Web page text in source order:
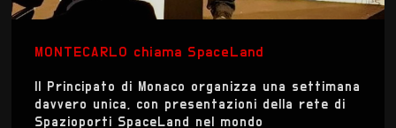
MONTECARLO chiama SpaceLand
Il Principato di Monaco organizza una settimana
davvero unica, con presentazioni della rete di
Spazioporti SpaceLand nel mondo